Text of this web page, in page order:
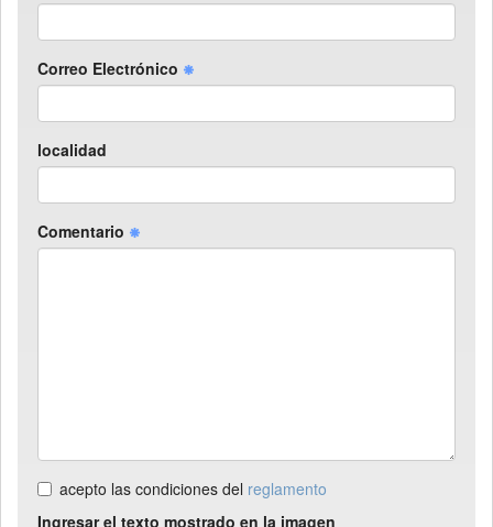
Correo Electrónico
localidad
Comentario
acepto las condiciones del reglamento
Ingresar el texto mostrado en la imagen